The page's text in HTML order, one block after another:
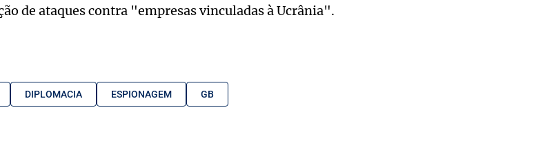
de ataques contra "empresas vinculadas à Ucrânia".
DIPLOMACIA ESPIONAGEM GB